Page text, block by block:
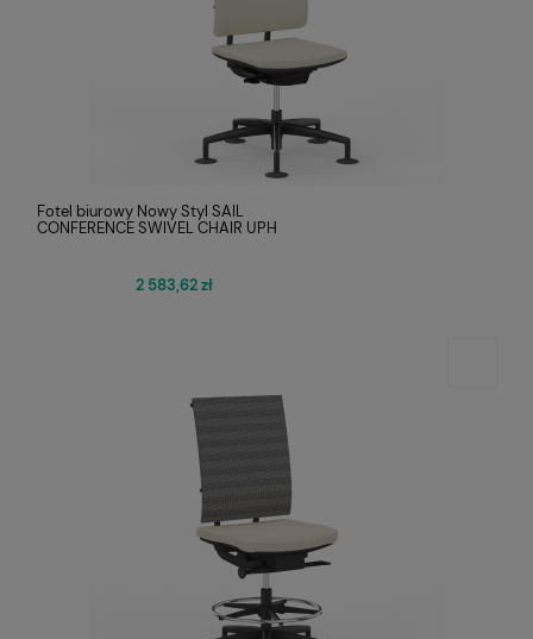
Fotel biurowy Nowy Styl SAIL
CONFERENCE SWIVEL CHAIR UPH
2 583,62 zł